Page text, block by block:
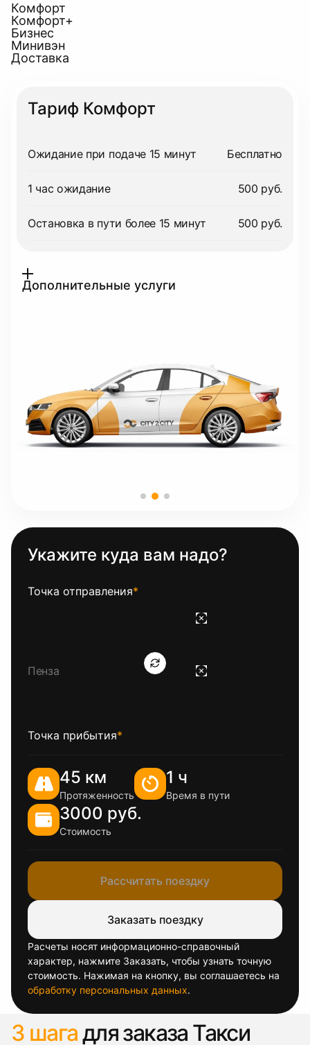
Комфорт
Комфорт+
Бизнес
Минивэн
Доставка
Тариф Комфорт
Ожидание при подаче 15 минут Бесплатно
1 час ожидание 500 руб.
Остановка в пути более 15 минут 500 руб.
Дополнительные услуги
Укажите куда вам надо?
Точка отправления*
Точка прибытия*
45 км
Протяженность
1 ч
Время в пути
3000 руб.
Стоимость
Рассчитать поездку
Заказать поездку
Расчеты носят информационно-справочный
характер, нажмите Заказать, чтобы узнать точную
стоимость. Нажимая на кнопку, вы соглашаетесь на
обработку персональных данных.
3 шагадля заказа Такси